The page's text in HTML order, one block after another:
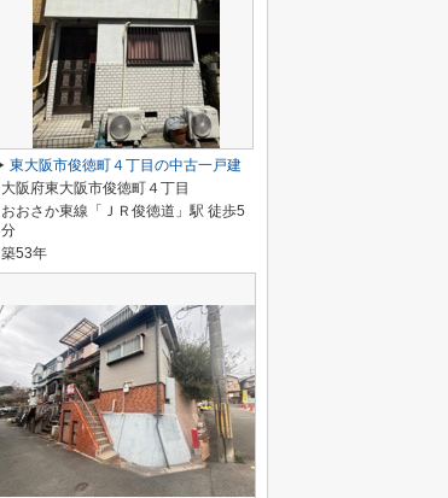
東大阪市俊徳町４丁目の中古一戸建
大阪府東大阪市俊徳町４丁目
おおさか東線「ＪＲ俊徳道」駅 徒歩5
分
築53年